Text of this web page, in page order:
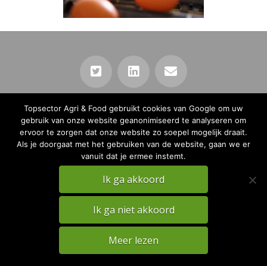
PRIVACY DISCLAIMER
TKI Agri & Food Website
Topsector Agri & Food gebruikt cookies van Google om uw
gebruik van onze website geanonimiseerd te analyseren om
ervoor te zorgen dat onze website zo soepel mogelijk draait.
Als je doorgaat met het gebruiken van de website, gaan we er
vanuit dat je ermee instemt.
Ik ga akkoord
Ik ga niet akkoord
Meer lezen